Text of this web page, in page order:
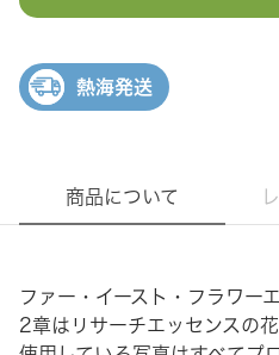
熱海発送
商品について
ファー・イースト・フラワー
2章はリサーチエッセンスの花